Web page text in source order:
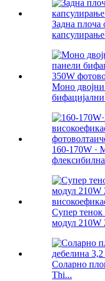
Задна плоча
Моно двојни
160-170W ·
флексибилна
Супер тенок
модул 210W
Соларно
Thi...